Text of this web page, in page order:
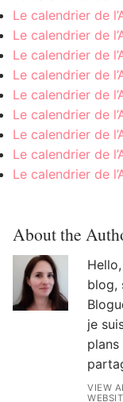
Le calendrier de
Le calendrier de
Le calendrier de
Le calendrier de
Le calendrier de
Le calendrier de
Le calendrier de
Le calendrier de
Le calendrier de
About the
blog,
je
VIEW